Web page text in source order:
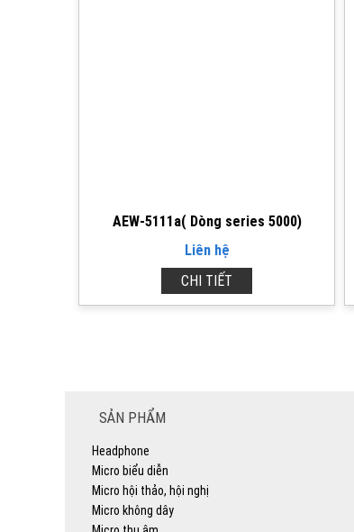
AEW-5111a( Dòng series 5000)
Liên hệ
CHI TIẾT
SẢN PHẨM
Headphone
Micro biểu diễn
Micro hội thảo, hội nghị
Micro không dây